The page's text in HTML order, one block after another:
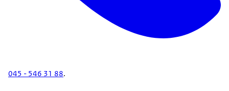
045 - 546 31 88.